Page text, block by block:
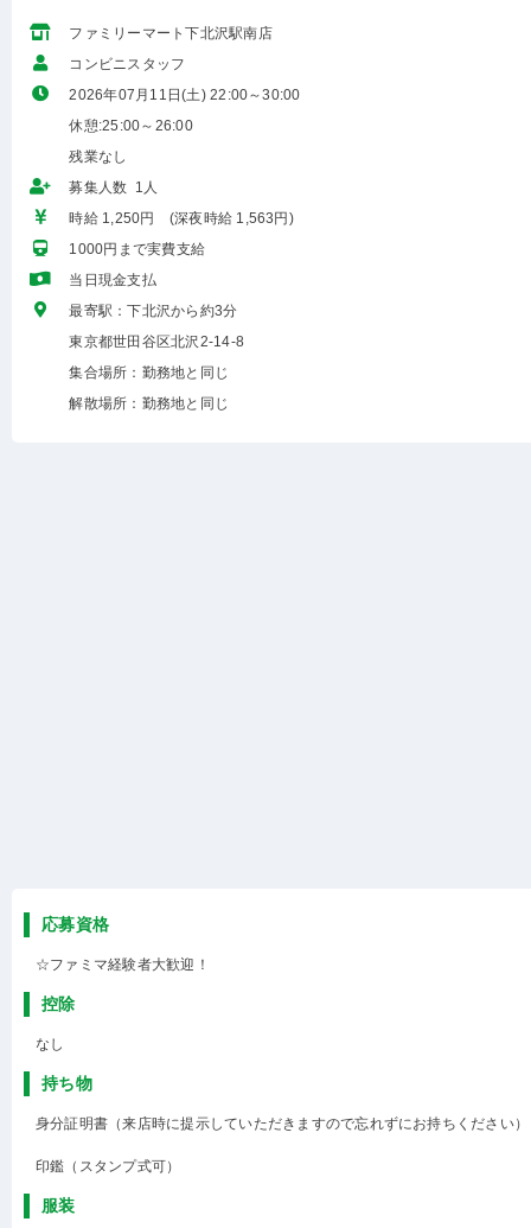
ファミリーマート下北沢駅南店
コンビニスタッフ
2026年07月11日(土) 22:00～30:00
休憩:25:00～26:00
残業なし
募集人数 1人
時給 1,250円 (深夜時給 1,563円)
1000円まで実費支給
当日現金支払
最寄駅：下北沢から約3分
東京都世田谷区北沢2-14-8
集合場所：勤務地と同じ
解散場所：勤務地と同じ
応募資格
☆ファミマ経験者大歓迎！
控除
なし
持ち物
身分証明書（来店時に提示していただきますので忘れずにお持ちください）
印鑑（スタンプ式可）
服装